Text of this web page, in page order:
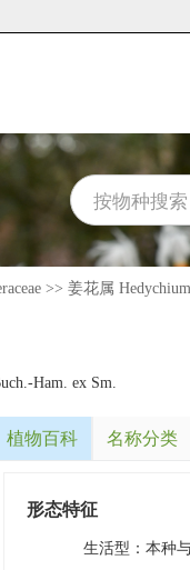
>> 姜花属 Hedychium
Ham. ex Sm.
植物百科 名称分类
形态特征
生活型 ： 本种